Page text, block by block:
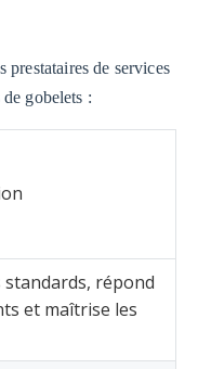
de services
gobelets :
répond
et maîtrise les